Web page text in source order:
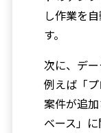
し作業を
す。
次に、デー
例えば「
案件が追
ベース」